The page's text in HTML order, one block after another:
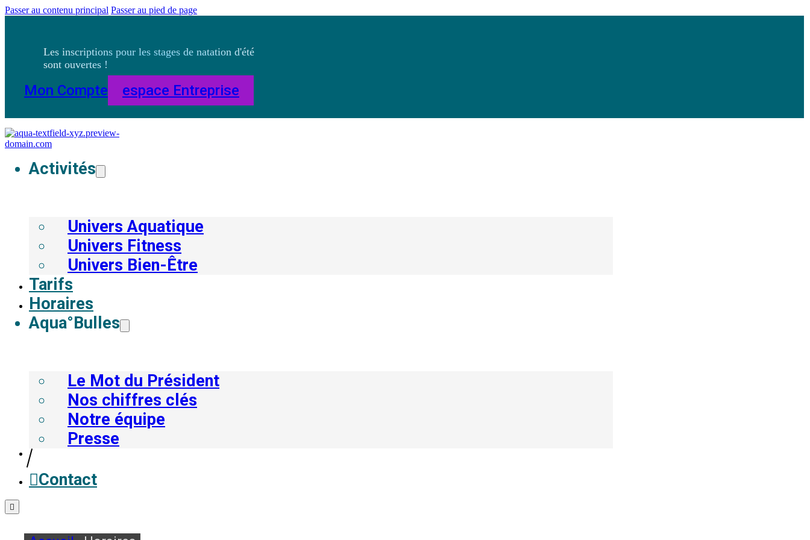
Passer au contenu principal Passer au pied de page
Les inscriptions pour les stages de natation d'été
sont ouvertes !
Mon Compte Espace Entreprise
Activités
Univers Aquatique
Univers Fitness
Univers Bien-Être
Tarifs
Horaires
Aqua°Bulles
Le Mot du Président
Nos chiffres clés
Notre équipe
Presse
Contact